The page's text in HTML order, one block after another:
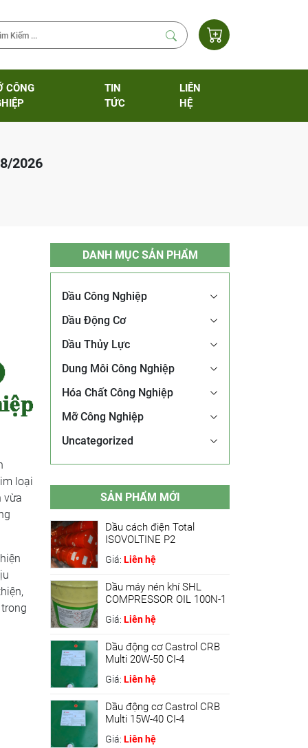
CÔNG
TIN
TỨC
LIÊN
HỆ
2026
loại
vừa
DANH MỤC SẢN PHẨM
Dầu Công Nghiệp
Dầu Động Cơ
Dầu Thủy Lực
Dung Môi Công Nghiệp
Hóa Chất Công Nghiệp
Mỡ Công Nghiệp
Uncategorized
SẢN PHẨM MỚI
Dầu cách điện Total
ISOVOLTINE P2
Giá: Liên hệ
Dầu máy nén khí SHL
COMPRESSOR OIL 100N-1
Giá: Liên hệ
Dầu động cơ Castrol CRB
Multi 20W-50 CI-4
Giá: Liên hệ
Dầu động cơ Castrol CRB
Multi 15W-40 CI-4
Giá: Liên hệ